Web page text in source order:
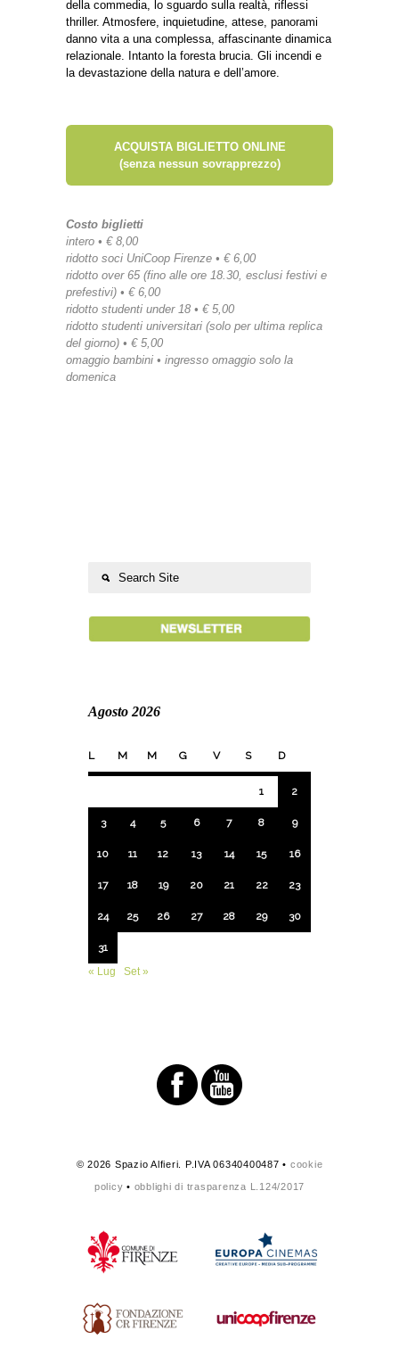
della commedia, lo sguardo sulla realtà, riflessi
thriller. Atmosfere, inquietudine, attese, panorami
danno vita a una complessa, affascinante dinamica
relazionale. Intanto la foresta brucia. Gli incendi e
la devastazione della natura e dell’amore.
ACQUISTA BIGLIETTO ONLINE
(senza nessun sovrapprezzo)
Costo biglietti
intero • € 8,00
ridotto soci UniCoop Firenze • € 6,00
ridotto over 65 (fino alle ore 18.30, esclusi festivi e
prefestivi) • € 6,00
ridotto studenti under 18 • € 5,00
ridotto studenti universitari (solo per ultima replica
del giorno) • € 5,00
omaggio bambini • ingresso omaggio solo la
domenica
Agosto 2026
L M M G V S D
1 2
3 4 5 6 7 8 9
10 11 12 13 14 15 16
17 18 19 20 21 22 23
24 25 26 27 28 29 30
31
« Lug
Set »
© 2026 Spazio Alfieri. P.IVA 06340400487 • cookie
policy • obblighi di trasparenza L.124/2017